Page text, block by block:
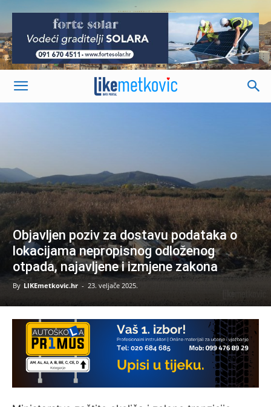
-
Objavljen poziv za dostavu podataka o
lokacijama nepropisnog odloženog
otpada, najavljene i izmjene zakona
By LIKEmetkovic.hr - 23. veljače 2025.